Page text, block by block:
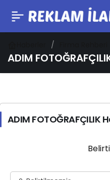
ADIM
ADIM FOTOĞRAFÇILIK